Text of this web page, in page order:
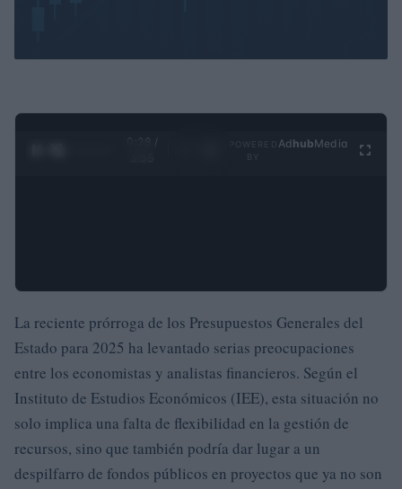
0:29 /
Ad hubMedia
La reciente prórroga de los Presupuestos Generales del
Estado para 2025 ha levantado serias preocupaciones
entre los economistas y analistas financieros. Según el
Instituto de Estudios Económicos (IEE), esta situación no
solo implica una falta de flexibilidad en la gestión de
recursos, sino que también podría dar lugar a un
despilfarro de fondos públicos en proyectos que ya no son